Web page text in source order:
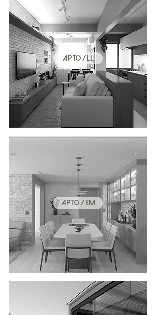
APTO / LL
APTO / EM